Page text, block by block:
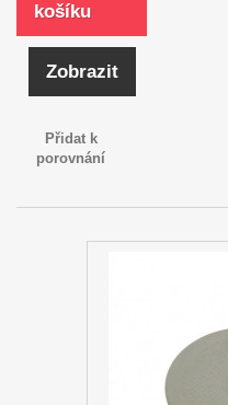
košíku
Zobrazit
Přidat k
porovnání